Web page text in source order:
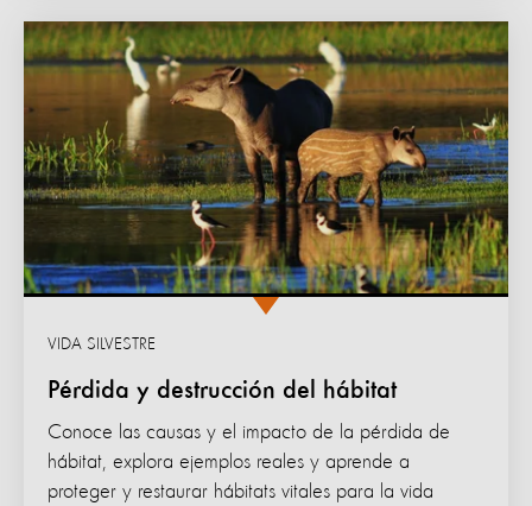
Pérdida y destrucción del hábitat
VIDA SILVESTRE
Conoce las causas y el impacto de la pérdida de
hábitat, explora ejemplos reales y aprende a
proteger y restaurar hábitats vitales para la vida